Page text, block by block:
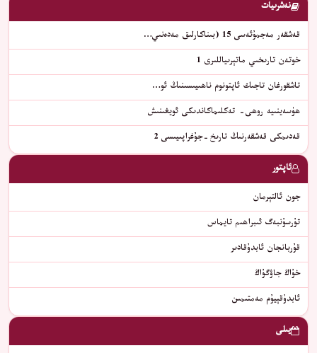
نەشرىيات
قەشقەر مەجمۇئەسى 15 (بىناكارلىق مەدەنىي…
خوتەن تارىخىي ماتېرىياللىرى 1
تاشقورغان تاجىك ئاپتونوم ناھىيىسىنىڭ ئو…
ھۈسەينىيە روھى- تەكلىماكاندىكى ئويغىنىش
قەدىمكى قەشقەرنىڭ تارىخ-جۇغراپىيىسى 2
ئاپتور
جون ئالتېرمان
ﺗﯘﺭﺳﯘﻧﺒﻪﮒ ﺋﯩﺒﺮﺍﮬﯩﻢ ﺗﺎﻳﻤﺎﺱ
قۇربانجان ئابدۇقادىر
خۇاڭ جاۋگۇاڭ
ئابدۇقېيۇم مەمتىمىن
يىلى